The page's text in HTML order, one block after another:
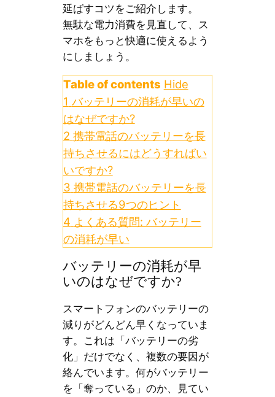
延ばすコツをご紹介します。
無駄な電力消費を見直して、ス
マホをもっと快適に使えるよう
にしましょう。
Table of contents Hide
1 バッテリーの消耗が早いの
はなぜですか?
2 携帯電話のバッテリーを長
持ちさせるにはどうすればい
いですか?
3 携帯電話のバッテリーを長
持ちさせる9つのヒント
4 よくある質問: バッテリー
の消耗が早い
バッテリーの消耗が早
いのはなぜですか?
スマートフォンのバッテリーの
減りがどんどん早くなっていま
す。これは「バッテリーの劣
化」だけでなく、複数の要因が
絡んでいます。何がバッテリー
を「奪っている」のか、見てい